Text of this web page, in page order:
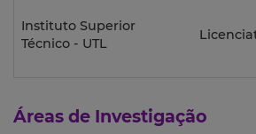
Instituto Superior
Técnico - UTL
Áreas de Investigação